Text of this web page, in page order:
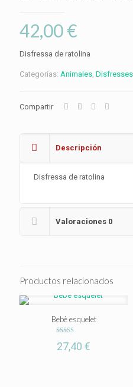
42,00€
Disfressa de ratolina
Categorías: Animales, Disfresses
Compartir
Descripción
Disfressa de ratolina
Valoraciones 0
Productos relacionados
Bebè esquelet
con
5.00
27,40€